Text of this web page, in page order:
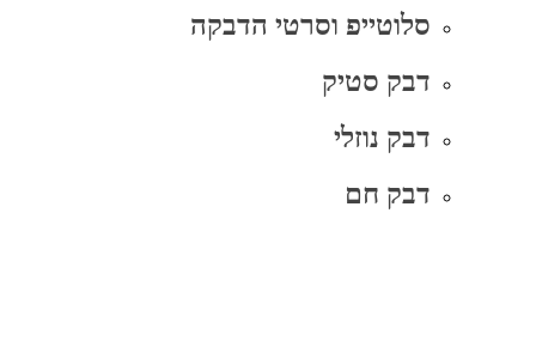
סלוטייפ וסרטי הדבקה
דבק סטיק
דבק נוזלי
דבק חם